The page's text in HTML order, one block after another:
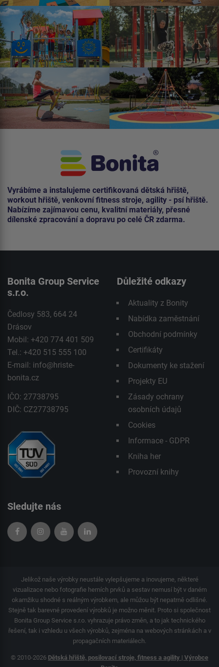
Vyrábíme a instalujeme certifikovaná dětská hřiště,
workout hřiště, venkovní fitness stroje, agility - psí hřiště.
Nabízíme zajímavou cenu, kvalitní materiály, přesné
dílenské zpracování a dopravu po celé ČR zdarma.
Bonita Group Service
s.r.o.
Čedlosy 583, 664 24
Drásov
Mobil: +420 774 401 509
Tel.: +420 515 555 100
E-mail: info@hriste-
bonita.cz
IČO: 27738795
DIČ: CZ27738795
Důležité odkazy
Aktuality z Bonity
Nabídka zaměstnání
Obchodní podmínky
Certifikáty
Dokumenty ke stažení
Projekty EU
Zásady ochrany
osobních údajů
Cookies
Informace - GDPR
Kniha her
Provozní knihy
Sledujte nás
Jelikož naše výrobky neustále vylepšujeme a inovujeme, některé
vizualizace nebo fotografie herních prvků a sestav nemusí být v daném
okamžiku shodné s reálným výrobkem, ale můžou být nepatrně odlišné.
Stejně tak barevné provedení výrobků je možno měnit. Proto si společnost
Bonita Group Service s.r.o. vyhrazuje právo změn, a to jak technického
řešení, tak i vzhledu u všech výrobků, zejména na webových stránkách a v
propagačních materiálech.
© 2010-2026 Dětská hřiště, posilovací stroje, fitness a agility | Výrobce